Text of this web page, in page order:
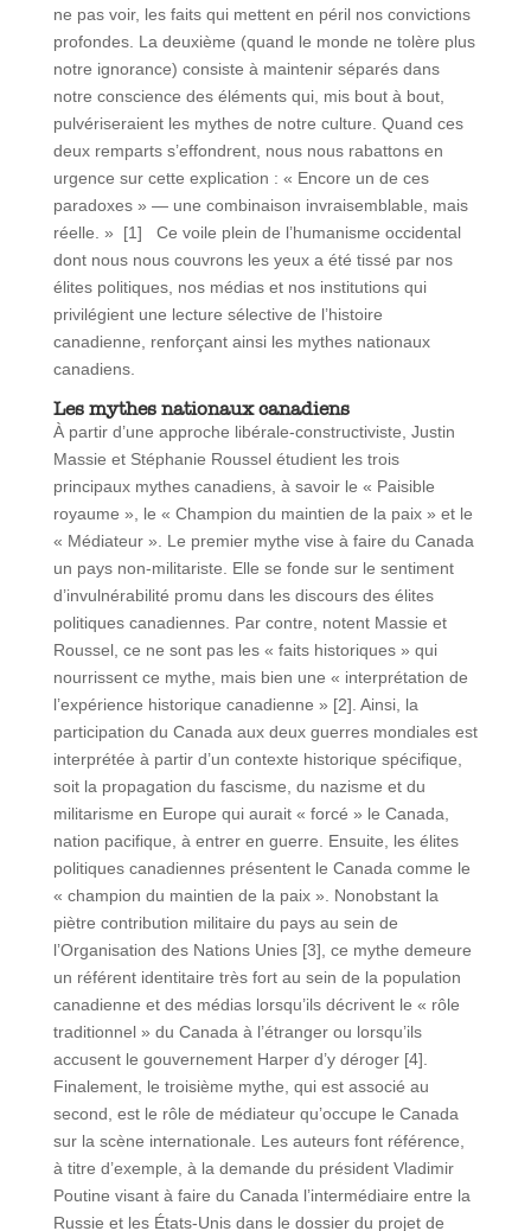
ne pas voir, les faits qui mettent en péril nos convictions
profondes. La deuxième (quand le monde ne tolère plus
notre ignorance) consiste à maintenir séparés dans
notre conscience des éléments qui, mis bout à bout,
pulvériseraient les mythes de notre culture. Quand ces
deux remparts s’effondrent, nous nous rabattons en
urgence sur cette explication : « Encore un de ces
paradoxes » — une combinaison invraisemblable, mais
réelle. » [1] Ce voile plein de l’humanisme occidental
dont nous nous couvrons les yeux a été tissé par nos
élites politiques, nos médias et nos institutions qui
privilégient une lecture sélective de l’histoire
canadienne, renforçant ainsi les mythes nationaux
canadiens.
Les mythes nationaux canadiens
À partir d’une approche libérale-constructiviste, Justin
Massie et Stéphanie Roussel étudient les trois
principaux mythes canadiens, à savoir le « Paisible
royaume », le « Champion du maintien de la paix » et le
« Médiateur ». Le premier mythe vise à faire du Canada
un pays non-militariste. Elle se fonde sur le sentiment
d’invulnérabilité promu dans les discours des élites
politiques canadiennes. Par contre, notent Massie et
Roussel, ce ne sont pas les « faits historiques » qui
nourrissent ce mythe, mais bien une « interprétation de
l’expérience historique canadienne » [2]. Ainsi, la
participation du Canada aux deux guerres mondiales est
interprétée à partir d’un contexte historique spécifique,
soit la propagation du fascisme, du nazisme et du
militarisme en Europe qui aurait « forcé » le Canada,
nation pacifique, à entrer en guerre. Ensuite, les élites
politiques canadiennes présentent le Canada comme le
« champion du maintien de la paix ». Nonobstant la
piètre contribution militaire du pays au sein de
l’Organisation des Nations Unies [3], ce mythe demeure
un référent identitaire très fort au sein de la population
canadienne et des médias lorsqu’ils décrivent le « rôle
traditionnel » du Canada à l’étranger ou lorsqu’ils
accusent le gouvernement Harper d’y déroger [4].
Finalement, le troisième mythe, qui est associé au
second, est le rôle de médiateur qu’occupe le Canada
sur la scène internationale. Les auteurs font référence,
à titre d’exemple, à la demande du président Vladimir
Poutine visant à faire du Canada l’intermédiaire entre la
Russie et les États-Unis dans le dossier du projet de